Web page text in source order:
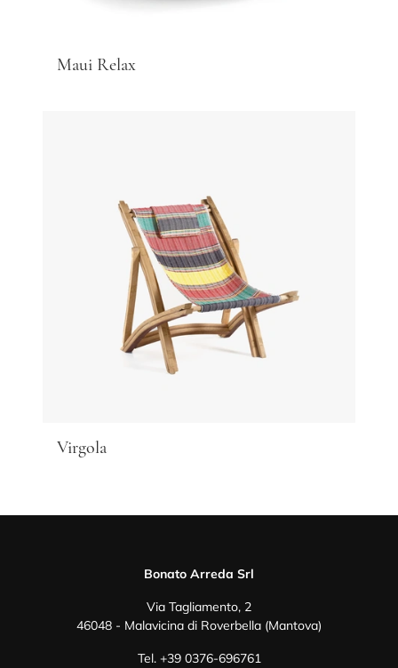
Maui Relax
Virgola
Bonato Arreda Srl
Via Tagliamento, 2
46048 - Malavicina di Roverbella (Mantova)
Tel. +39 0376-696761